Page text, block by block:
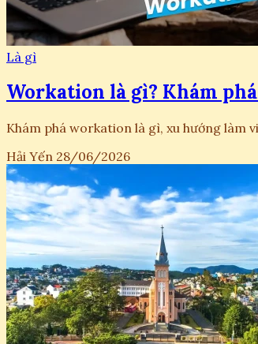
Là gì
Workation là gì? Khám
Khám phá workation là gì, xu hướng làm
Hải Yến 28/06/2026